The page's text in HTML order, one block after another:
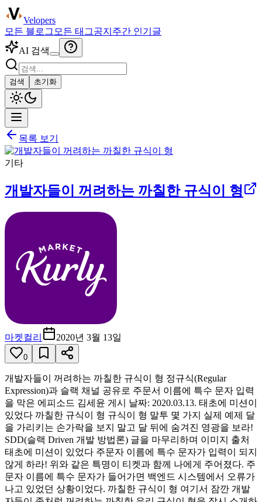
Velopers
모든 블로그 모든 태그공지 주간 인기글
AI 검색
검색 초기화
목록 보기
기타
개발자들이 꺼려하는 까칠한 규식이 형
마켓컬리 2020년 3월 13일
0
개발자들이 꺼려하는 까칠한 규식이 형 정규식(Regular
Expression)과 슬랙 채널 공유로 주문서 이름에 특수 문자 입력
을 막은 에피소드 김세윤 게시 날짜: 2020.03.13. 태초에 미션이
있었다 까칠한 규식이 형 규식이 형 말투 몇 가지 실제 예제 달
을 가리키는 손가락을 보지 말고 달 뒤에 숨겨진 영광을 보라!
SDD(슬랙 Driven 개발 방법론) 글을 마무리하며 이미지 출처
태초에 미션이 있었다 주문자 이름에 특수 문자가 입력이 되지
않게 하라! 위와 같은 특명이 티켓과 함께 나에게 주어졌다. 주
문자 이름에 특수 문자가 들어가면 백엔드 시스템에서 오류가
나고 있었던 상황이었다. 까칠한 규식이 형 여기서 잠깐 개발